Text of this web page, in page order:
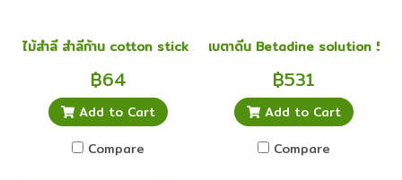
ไม้สำลี สำลีก้าน cotton stick size S
฿64
Add to Cart
Compare
เบตาดีน Betadine solution
฿531
Add to Cart
Compare